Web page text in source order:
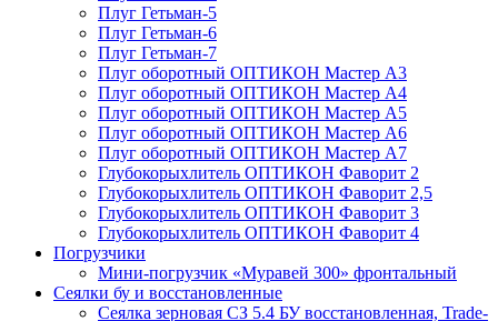
Плуг Гетьман-5
Плуг Гетьман-6
Плуг Гетьман-7
Плуг оборотный ОПТИКОН Мастер А3
Плуг оборотный ОПТИКОН Мастер А4
Плуг оборотный ОПТИКОН Мастер А5
Плуг оборотный ОПТИКОН Мастер А6
Плуг оборотный ОПТИКОН Мастер А7
Глубокорыхлитель ОПТИКОН Фаворит 2
Глубокорыхлитель ОПТИКОН Фаворит 2,5
Глубокорыхлитель ОПТИКОН Фаворит 3
Глубокорыхлитель ОПТИКОН Фаворит 4
Погрузчики
Мини-погрузчик «Муравей 300» фронтальный
Сеялки бу и восстановленные
Сеялка зерновая СЗ 5.4 БУ восстановленная, Trade-